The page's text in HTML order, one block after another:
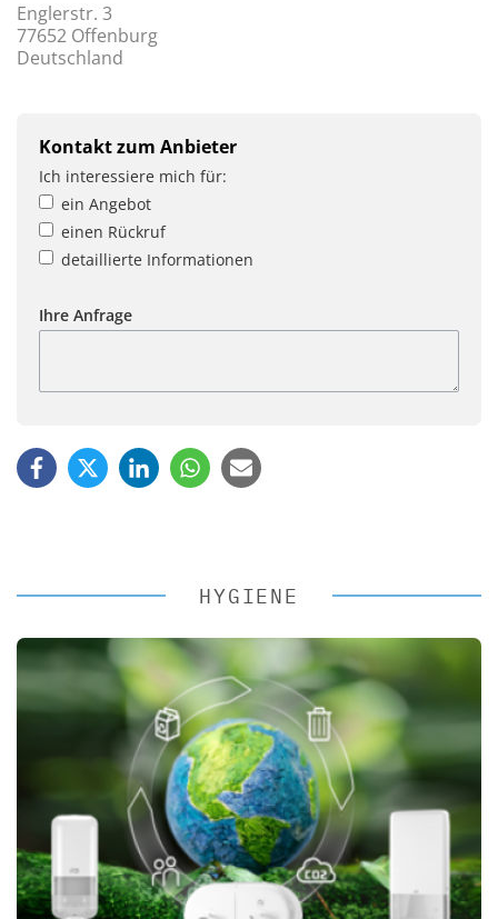
Englerstr. 3
77652 Offenburg
Deutschland
Kontakt zum Anbieter
Ich interessiere mich für:
ein Angebot
einen Rückruf
detaillierte Informationen
Ihre Anfrage
HYGIENE